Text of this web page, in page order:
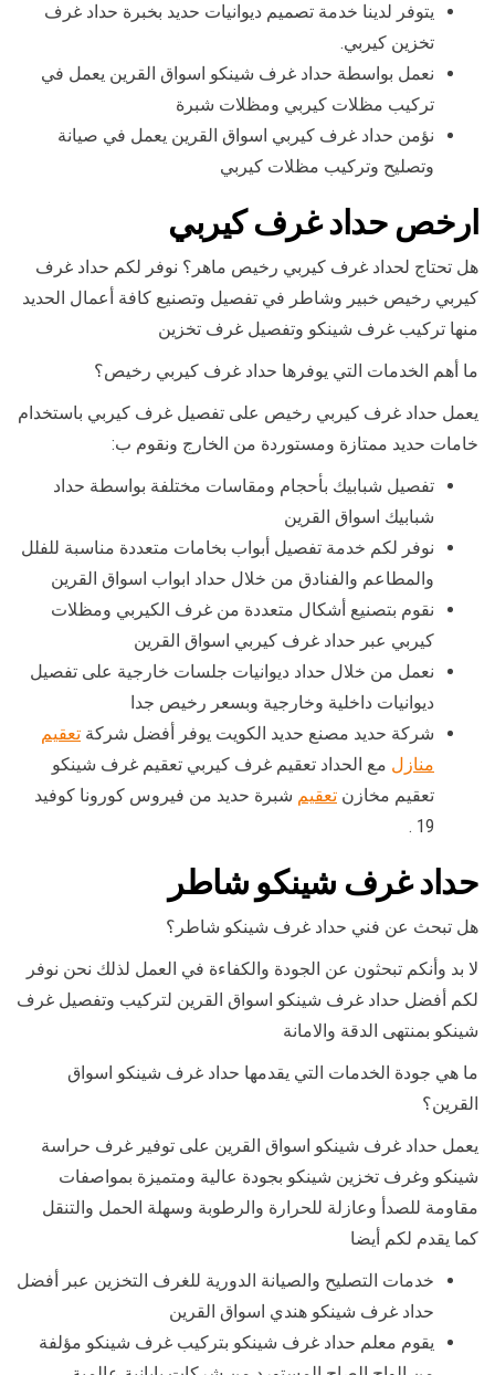
يتوفر لدينا خدمة تصميم ديوانيات حديد بخبرة حداد غرف
تخزين كيربي.
نعمل بواسطة حداد غرف شينكو اسواق القرين يعمل في
تركيب مظلات كيربي ومظلات شبرة
نؤمن حداد غرف كيربي اسواق القرين يعمل في صيانة
وتصليح وتركيب مظلات كيربي
ارخص حداد غرف كيربي
هل تحتاج لحداد غرف كيربي رخيص ماهر؟ نوفر لكم حداد غرف
كيربي رخيص خبير وشاطر في تفصيل وتصنيع كافة أعمال الحديد
منها تركيب غرف شينكو وتفصيل غرف تخزين
ما أهم الخدمات التي يوفرها حداد غرف كيربي رخيص؟
يعمل حداد غرف كيربي رخيص على تفصيل غرف كيربي باستخدام
خامات حديد ممتازة ومستوردة من الخارج ونقوم ب:
تفصيل شبابيك بأحجام ومقاسات مختلفة بواسطة حداد
شبابيك اسواق القرين
نوفر لكم خدمة تفصيل أبواب بخامات متعددة مناسبة للفلل
والمطاعم والفنادق من خلال حداد ابواب اسواق القرين
نقوم بتصنيع أشكال متعددة من غرف الكيربي ومظلات
كيربي عبر حداد غرف كيربي اسواق القرين
نعمل من خلال حداد ديوانيات جلسات خارجية على تفصيل
ديوانيات داخلية وخارجية وبسعر رخيص جدا
شركة حديد مصنع حديد الكويت يوفر أفضل شركة تعقيم
منازل مع الحداد تعقيم غرف كيربي تعقيم غرف شينكو
تعقيم مخازن تعقيم شبرة حديد من فيروس كورونا كوفيد
19 .
حداد غرف شينكو شاطر
هل تبحث عن فني حداد غرف شينكو شاطر؟
لا بد وأنكم تبحثون عن الجودة والكفاءة في العمل لذلك نحن نوفر
لكم أفضل حداد غرف شينكو اسواق القرين لتركيب وتفصيل غرف
شينكو بمنتهى الدقة والامانة
ما هي جودة الخدمات التي يقدمها حداد غرف شينكو اسواق
القرين؟
يعمل حداد غرف شينكو اسواق القرين على توفير غرف حراسة
شينكو وغرف تخزين شينكو بجودة عالية ومتميزة بمواصفات
مقاومة للصدأ وعازلة للحرارة والرطوبة وسهلة الحمل والتنقل
كما يقدم لكم أيضا
خدمات التصليح والصيانة الدورية للغرف التخزين عبر أفضل
حداد غرف شينكو هندي اسواق القرين
يقوم معلم حداد غرف شينكو بتركيب غرف شينكو مؤلفة